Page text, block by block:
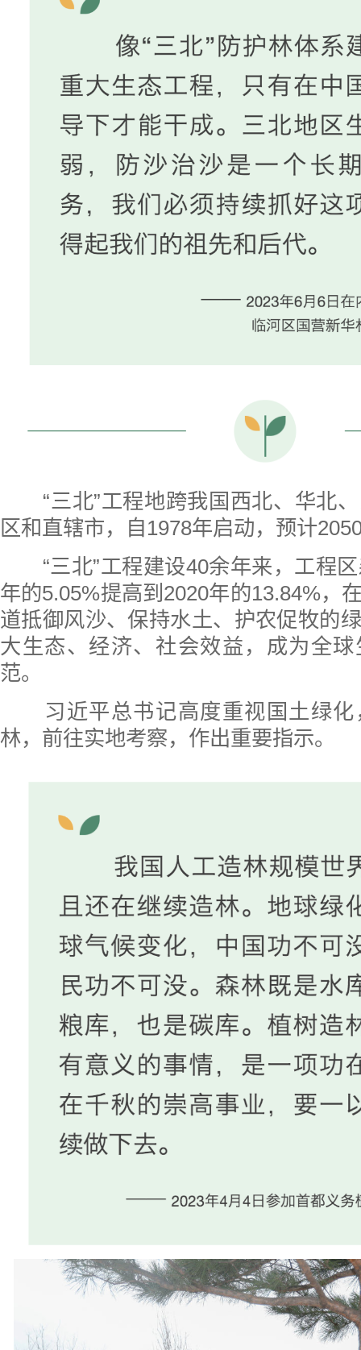
“三北”工程地跨我国西北、华北、
区和直辖市，自1978年启动，预计
“三北”工程建设40余年来，工程区
年的5.05%提高到2020年的13.84%，
道抵御风沙、保持水土、护农促牧的
大生态、经济、社会效益，成为全
范。
习近平总书记高度重视国土绿化
林，前往实地考察，作出重要指示。